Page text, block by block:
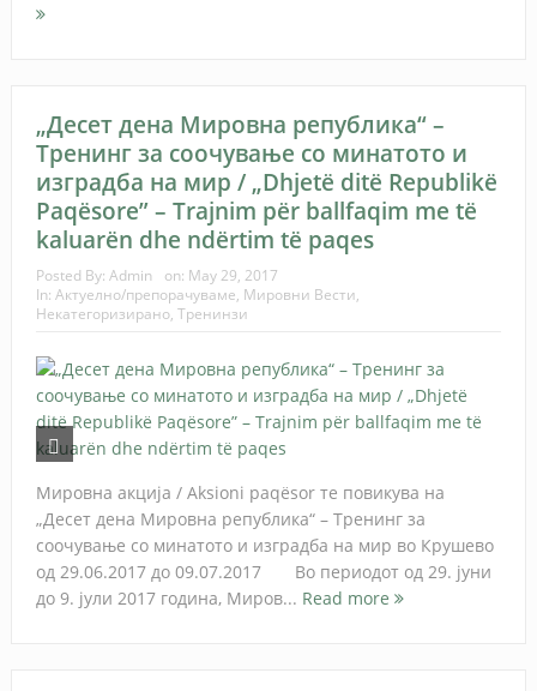
„Десет дена Мировна република“ –
Тренинг за соочување со минатото и
изградба на мир / „Dhjetë ditë Republikë
Paqësore” – Trajnim për ballfaqim me të
kaluarën dhe ndërtim të paqes
Posted By: Admin on: May 29, 2017
In: Актуелно/препорачуваме, Мировни Вести,
Некатегоризирано, Тренинзи
Мировна акција / Aksioni paqësor те повикува на
„Десет дена Мировна република“ – Тренинг за
соочување со минатото и изградба на мир во Крушево
од 29.06.2017 до 09.07.2017 Во периодот од 29. јуни
до 9. јули 2017 година, Миров... Read more